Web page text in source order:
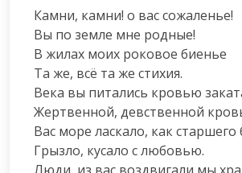
Камни, камни! о вас сожаленье!
Вы по земле мне родные!
В жилах моих роковое биенье
Та же, всё та же стихия.
Века вы питались кровью
Жертвенной, девственной
Вас море ласкало, как старшего
Грызло, кусало с любовью.
Люди, из вас воздвигали мы